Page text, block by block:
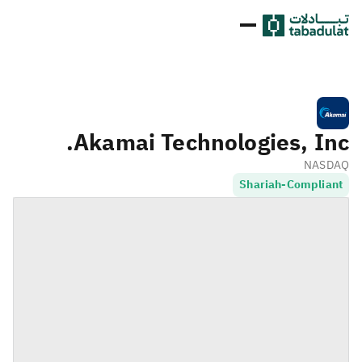
Akamai Technologies, Inc.
NASDAQ
Shariah-Compliant